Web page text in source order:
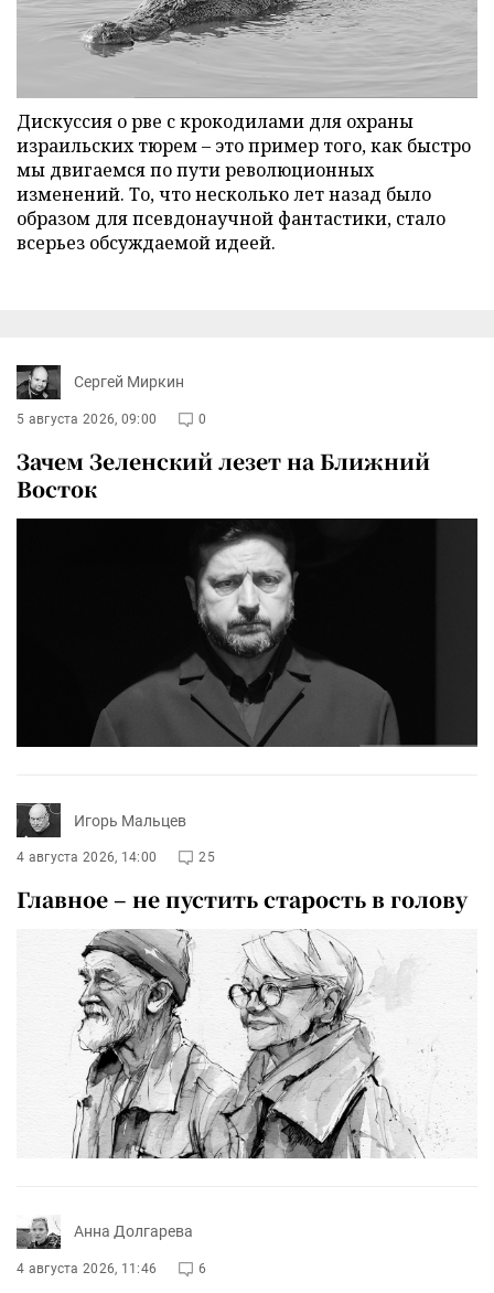
Дискуссия о рве с крокодилами для охраны
израильских тюрем – это пример того, как быстро
мы двигаемся по пути революционных
изменений. То, что несколько лет назад было
образом для псевдонаучной фантастики, стало
всерьез обсуждаемой идеей.
Сергей Миркин
5 августа 2026, 09:00 0
Зачем Зеленский лезет на Ближний
Восток
Игорь Мальцев
4 августа 2026, 14:00 25
Главное – не пустить старость в голову
Анна Долгарева
4 августа 2026, 11:46 6